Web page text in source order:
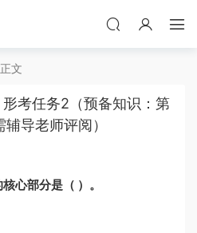
正文
考任务2（预备知识：第
导老师评阅）
心部分是（ ）。